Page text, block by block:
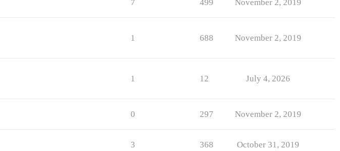
7 499 November 2, 2019
1 688 November 2, 2019
1 12 July 4, 2026
0 297 November 2, 2019
3 368 October 31, 2019